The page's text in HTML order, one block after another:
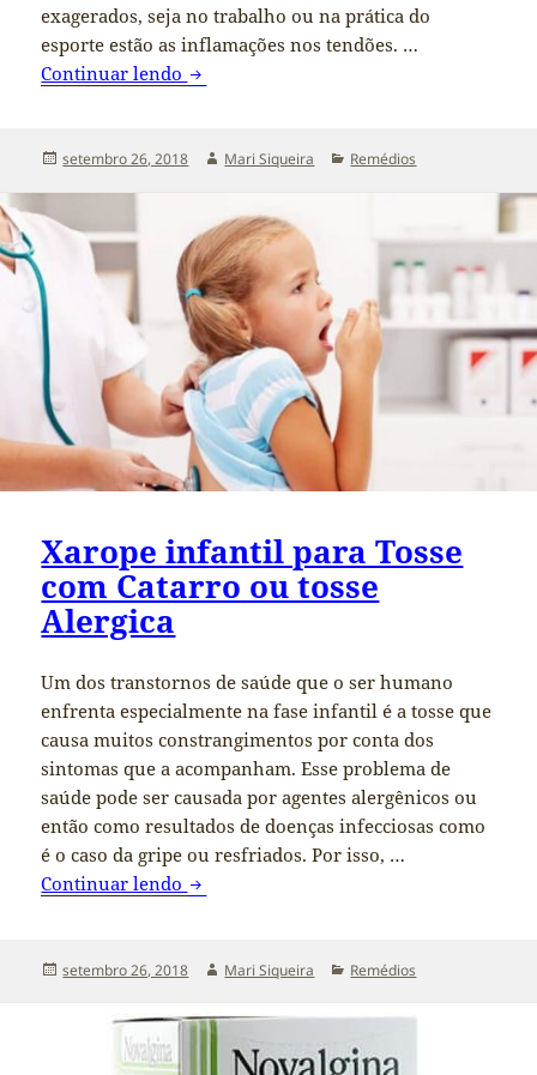
exagerados, seja no trabalho ou na prática do
esporte estão as inflamações nos tendões. …
Continuar lendo Antiinflamatorio para Tendinite no Pé e
Publicado
setembro 26, 2018 Autor
Mari Siqueira Categorias
Remédios
Xarope infantil para Tosse
com Catarro ou tosse
Alergica
Um dos transtornos de saúde que o ser humano
enfrenta especialmente na fase infantil é a tosse que
causa muitos constrangimentos por conta dos
sintomas que a acompanham. Esse problema de
saúde pode ser causada por agentes alergênicos ou
então como resultados de doenças infecciosas como
é o caso da gripe ou resfriados. Por isso, …
Continuar lendo Xarope infantil para Tosse com Catarro
Publicado
setembro 26, 2018 Autor
Mari Siqueira Categorias
Remédios